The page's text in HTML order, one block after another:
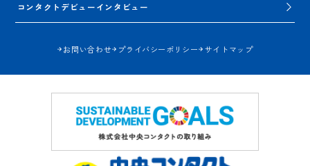
コンタクトデビューインタビュー
お問い合わせ プライバシーポリシー サイトマップ